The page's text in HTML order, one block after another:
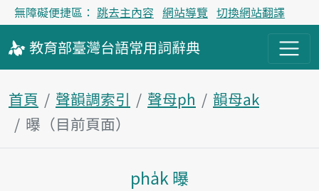
無障礙便捷區： 跳去主內容 網站導覽 切換網站翻譯
教育部臺灣台語常用詞辭典
首頁 聲韻調索引 聲母ph
韻母ak
曝（目前頁面）
主內容區塊
pha̍k 曝